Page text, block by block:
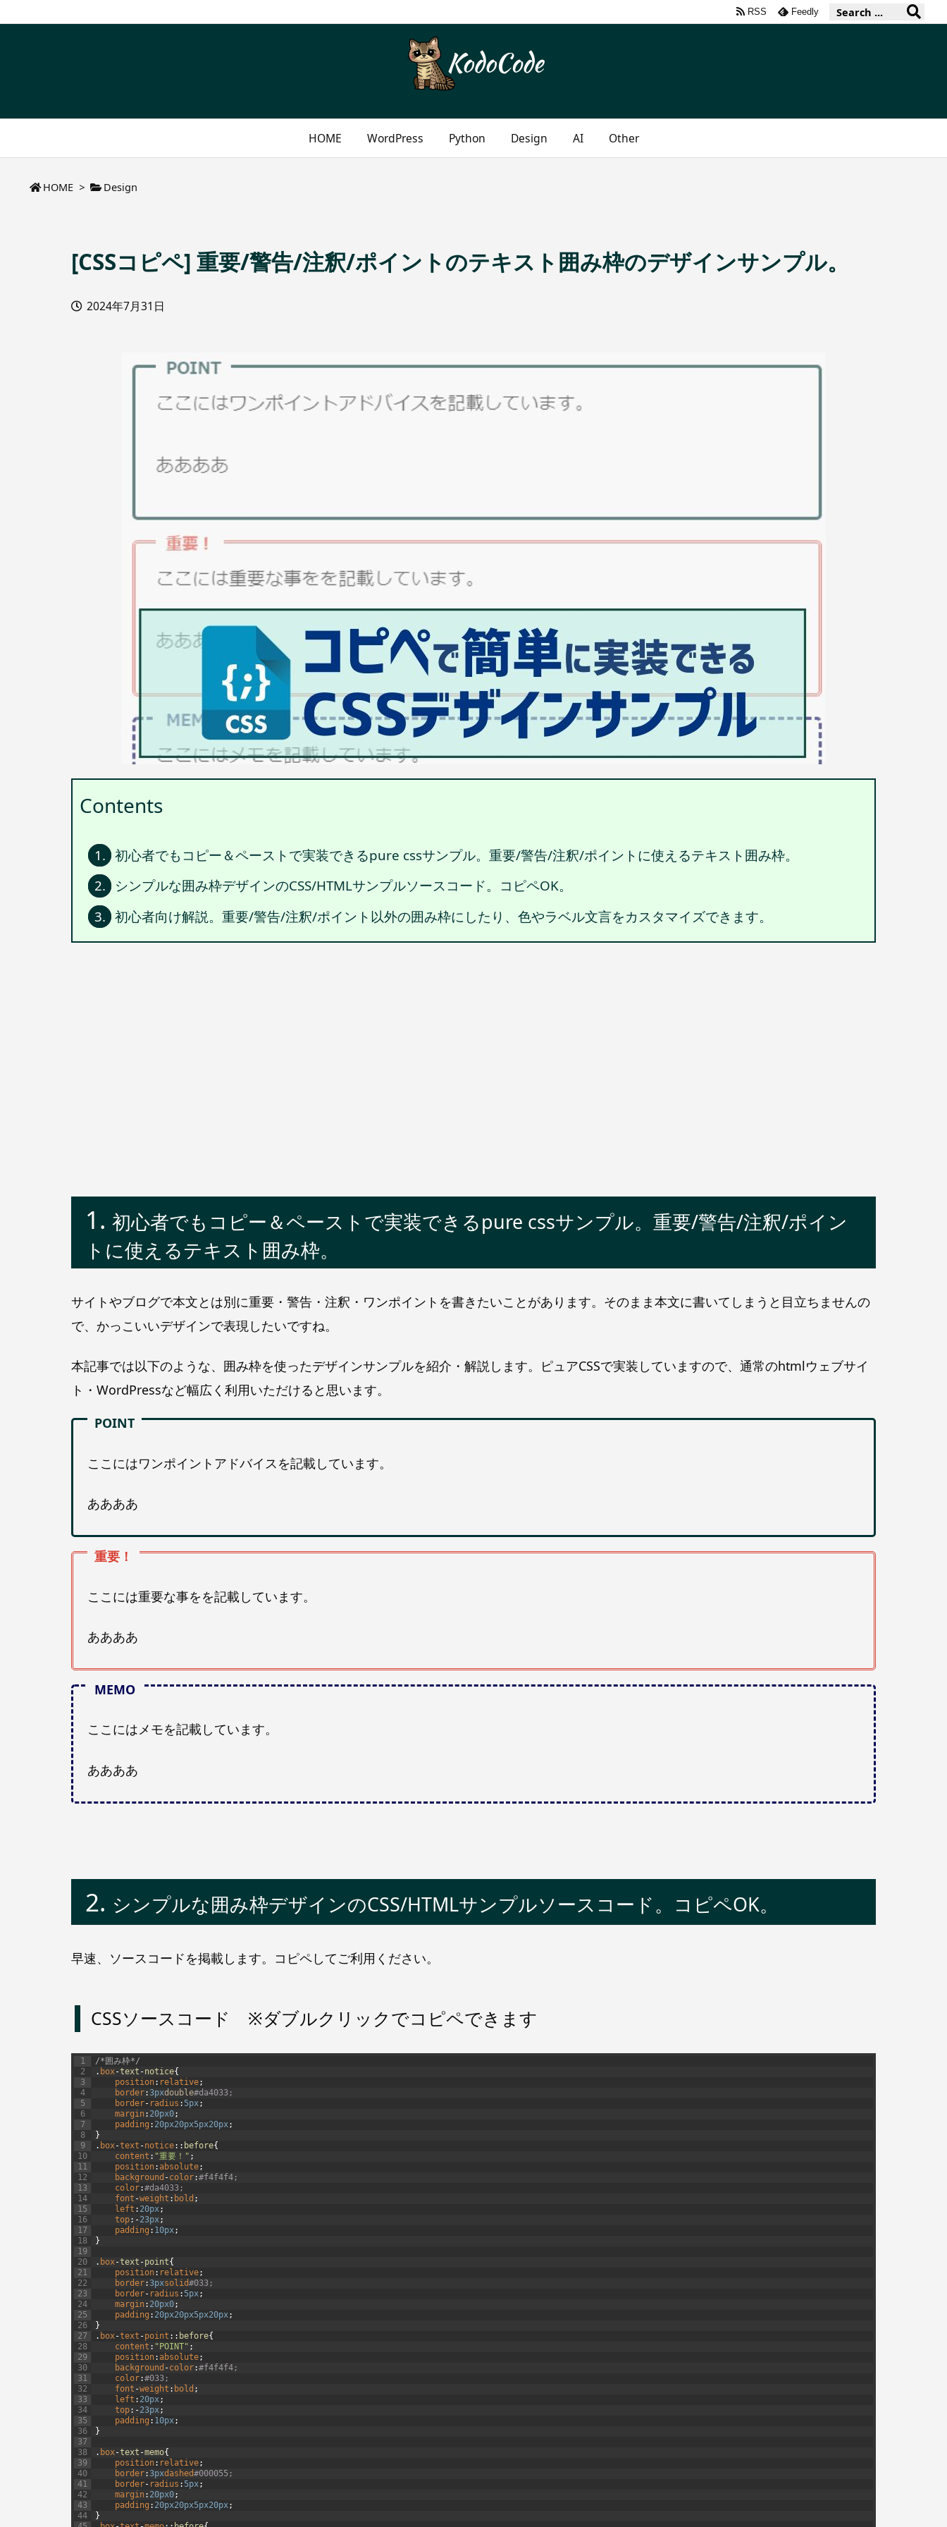
HOME WordPress Python Design AI Other
RSS Feedly
HOME > Design
[CSSコピペ] 重要/警告/注釈/ポイントのテキスト囲み枠のデザインサンプル。
2024年7月31日
Contents
1. 初心者でもコピー＆ペーストで実装できるpure cssサンプル。重要/警告/注釈/ポイントに使えるテキスト囲み枠。
2.
シンプルな囲み枠デザインのCSS/HTMLサンプルソースコード。コピペOK。
3. 初心者向け解説。重要/警告/注釈/ポイント以外の囲み枠にしたり、色やラベル文言をカスタマイズできます。
初心者でもコピー＆ペーストで実装できるpure cssサンプル。重要/警告/注釈/ポイン
トに使えるテキスト囲み枠。
サイトやブログで本文とは別に重要・警告・注釈・ワンポイントを書きたいことがあります。そのまま本文に書いてしまうと目立ちませんの
で、かっこいいデザインで表現したいですね。
本記事では以下のような、囲み枠を使ったデザインサンプルを紹介・解説します。ピュアCSSで実装していますので、通常のhtmlウェブサイ
ト・WordPressなど幅広く利用いただけると思います。
ここにはワンポイントアドバイスを記載しています。
ああああ
ここには重要な事をを記載しています。
ああああ
ここにはメモを記載しています。
ああああ
シンプルな囲み枠デザインのCSS/HTMLサンプルソースコード。コピペOK。
早速、ソースコードを掲載します。コピペしてご利用ください。
CSSソースコード ※ダブルクリックでコピペできます
1
2
3
4
5
6
7
8
9
10
11
12
13
14
15
16
17
18
19
20
21
22
23
24
25
26
27
28
29
30
31
32
33
34
35
36
37
38
39
40
41
42
43
44
/*囲み枠*/
. box-text -notice{
position: relative;
border:3pxdouble#da4033;
border- radius : 5px;
margin: 20px0;
padding : 20px20px5px20px;
}
. box-text -notice: : before{
content : "重要！" ;
position: absolute;
background -color:#f4f4f4;
color:#da4033;
font -weight : bold ;
left : 20px;
top: -23px;
padding : 10px;
}
. box-text -point{
position: relative;
border:3pxsolid#033;
border- radius : 5px;
margin: 20px0;
padding : 20px20px5px20px;
}
. box-text -point : : before{
content : "POINT" ;
position: absolute;
background -color:#f4f4f4;
color:#033;
font -weight : bold ;
left : 20px;
top: -23px;
padding : 10px;
}
. box-text -memo{
position: relative;
border:3pxdashed#000055;
border- radius : 5px;
margin: 20px0;
padding : 20px20px5px20px;
}